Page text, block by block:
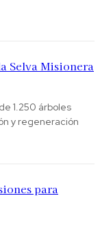
Selva Misionera
1.250 árboles
y regeneración
para